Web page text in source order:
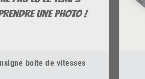
boite de vitesses